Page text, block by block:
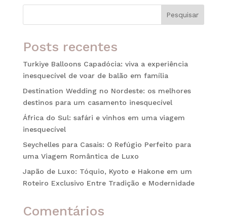
Pesquisar
Posts recentes
Turkiye Balloons Capadócia: viva a experiência
inesquecível de voar de balão em família
Destination Wedding no Nordeste: os melhores
destinos para um casamento inesquecível
África do Sul: safári e vinhos em uma viagem
inesquecível
Seychelles para Casais: O Refúgio Perfeito para
uma Viagem Romântica de Luxo
Japão de Luxo: Tóquio, Kyoto e Hakone em um
Roteiro Exclusivo Entre Tradição e Modernidade
Comentários